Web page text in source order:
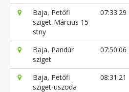
Baja, Petőfi
sziget-Március 15
stny
07:33:29
Baja, Pandúr
sziget
07:50:06
Baja, Petőfi
sziget-uszoda
08:31:21